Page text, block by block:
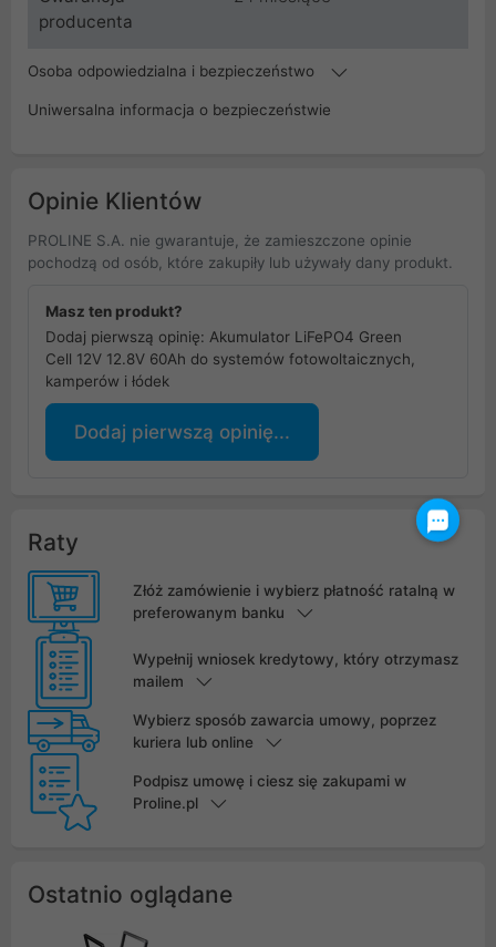
producenta
Osoba odpowiedzialna i bezpieczeństwo
Uniwersalna informacja o bezpieczeństwie
Opinie Klientów
PROLINE S.A. nie gwarantuje, że zamieszczone opinie
pochodzą od osób, które zakupiły lub używały dany produkt.
Masz ten produkt?
Dodaj pierwszą opinię: Akumulator LiFePO4 Green
Cell 12V 12.8V 60Ah do systemów fotowoltaicznych,
kamperów i łódek
Dodaj pierwszą opinię...
Raty
Złóż zamówienie i wybierz płatność ratalną w
preferowanym banku
Wypełnij wniosek kredytowy, który otrzymasz
mailem
Wybierz sposób zawarcia umowy, poprzez
kuriera lub online
Podpisz umowę i ciesz się zakupami w
Proline.pl
Ostatnio oglądane